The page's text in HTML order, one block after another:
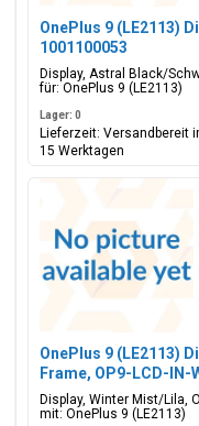
OnePlus 9 (LE2113)
1001100053
Display, Astral Black/
für: OnePlus 9 (LE2113)
Lager: 0
Lieferzeit: Versandbereit
15 Werktagen
OnePlus 9 (LE2113)
Frame, OP9-LCD-IN-
Display, Winter Mist/Lila,
mit: OnePlus 9 (LE2113)